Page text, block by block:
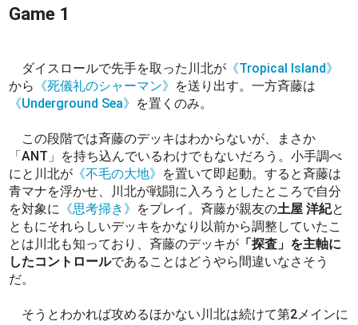
Game 1
ダイスロールで先手を取った川北が 《Tropical Island》
から 《死儀礼のシャーマン》 を送り出す。一方斉藤は
《Underground Sea》 を置くのみ。
この段階では斉藤のデッキはわからないが、まさか
「ANT」を持ち込んでいるわけでもないだろう。小手調べ
にと川北が 《不毛の大地》 を置いて即起動。すると斉藤は
青マナを浮かせ、川北が戦闘に入ろうとしたところで自分
を対象に 《思考掃き》 をプレイ。斉藤が親友の土屋 洋紀と
ともにそれらしいデッキをかなり以前から調整していたこ
とは川北も知っており、斉藤のデッキが 「探査」を主軸に
したコントロールであることはどうやら間違いなさそう
だ。
そうとわかれば攻めるほかない川北は続けて第2メインに